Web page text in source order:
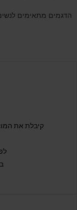
הדגמים מתאימים
קיבלת את
ב 0547174490 WhatsApp